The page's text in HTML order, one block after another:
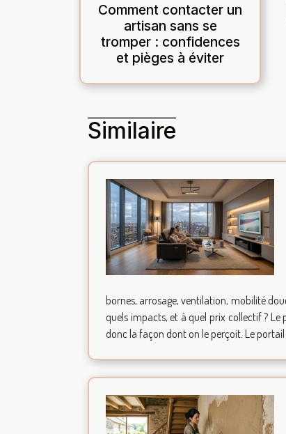
Comment contacter un
artisan sans se
tromper : confidences
et pièges à éviter
Similaire
bornes, arrosage, ventilation, mobilité
quels impacts, et à quel prix collectif ?
donc la façon dont on le perçoit. Le portail